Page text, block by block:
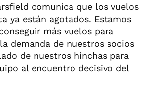
comunica que los vuelos
ya están agotados. Estamos
más vuelos para
demanda de nuestros socios
de nuestros hinchas para
al encuentro decisivo del